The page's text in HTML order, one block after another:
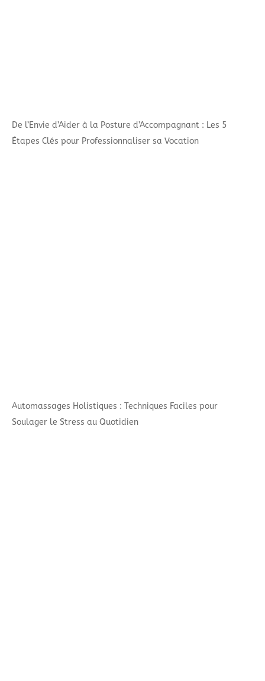
De l’Envie d’Aider à la Posture d’Accompagnant : Les 5
Étapes Clés pour Professionnaliser sa Vocation
Automassages Holistiques : Techniques Faciles pour
Soulager le Stress au Quotidien